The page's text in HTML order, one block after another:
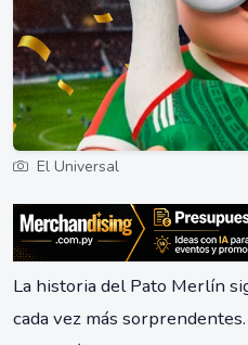
El Universal
La historia del Pato Merlín
cada vez más